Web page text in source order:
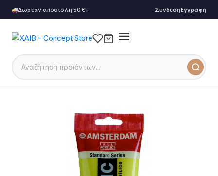
Δωρεάν αποστολή 50€+ ΣύνδεσηΕγγραφή